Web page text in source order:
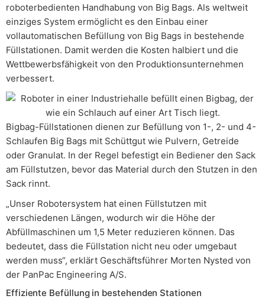
roboterbedienten Handhabung von Big Bags. Als weltweit
einziges System ermöglicht es den Einbau einer
vollautomatischen Befüllung von Big Bags in bestehende
Füllstationen. Damit werden die Kosten halbiert und die
Wettbewerbsfähigkeit von den Produktionsunternehmen
verbessert.
Bigbag-Füllstationen dienen zur Befüllung von 1-, 2- und 4-
Schlaufen Big Bags mit Schüttgut wie Pulvern, Getreide
oder Granulat. In der Regel befestigt ein Bediener den Sack
am Füllstutzen, bevor das Material durch den Stutzen in den
Sack rinnt.
„Unser Robotersystem hat einen Füllstutzen mit
verschiedenen Längen, wodurch wir die Höhe der
Abfüllmaschinen um 1,5 Meter reduzieren können. Das
bedeutet, dass die Füllstation nicht neu oder umgebaut
werden muss“, erklärt Geschäftsführer Morten Nysted von
der PanPac Engineering A/S.
Effiziente Befüllung in bestehenden Stationen